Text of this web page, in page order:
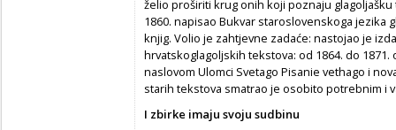
želio proširiti krug onih koji poznaju
1860. napisao Bukvar staroslovenskoga jezika
knjig. Volio je zahtjevne zadaće: nastojao je
hrvatskoglagoljskih tekstova: od 1864. do
naslovom Ulomci Svetago Pisanie vethago i
starih tekstova smatrao je osobito potrebnim i
I zbirke imaju svoju sudbinu